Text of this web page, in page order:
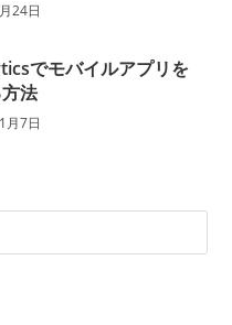
24日
でモバイルアプリを
法
月7日